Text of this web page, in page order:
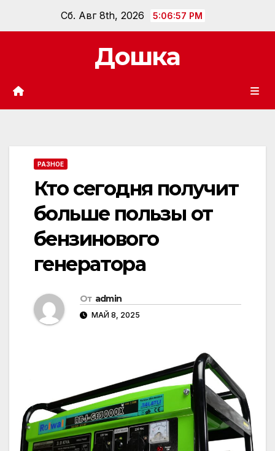
Сб. Авг 8th, 2026 5:06:59 PM
Дошка
РАЗНОЕ
Кто сегодня получит
больше пользы от
бензинового
генератора
От admin
МАЙ 8, 2025